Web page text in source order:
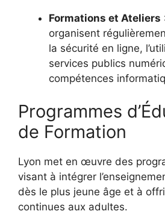
Formations et Ateliers
organisent
la sécurité en ligne,
services publics
compétences
Programmes
de Formation
Lyon met en œuvre des
visant à intégrer
dès le plus jeune âge et à
continues aux adultes.